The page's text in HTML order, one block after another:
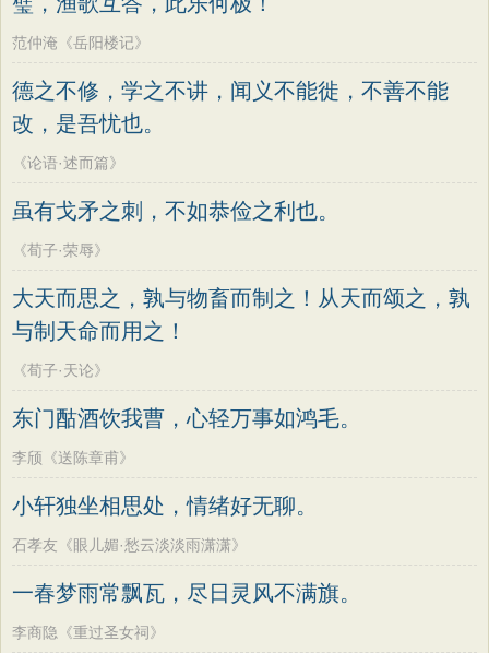
范仲淹《岳阳楼记》
德之不修，学之不讲，闻义不能徙，不善不能
改，是吾忧也。
《论语·述而篇》
虽有戈矛之刺，不如恭俭之利也。
《荀子·荣辱》
大天而思之，孰与物畜而制之！从天而颂之，孰
与制天命而用之！
《荀子·天论》
东门酤酒饮我曹，心轻万事如鸿毛。
李颀《送陈章甫》
小轩独坐相思处，情绪好无聊。
石孝友《眼儿媚·愁云淡淡雨潇潇》
一春梦雨常飘瓦，尽日灵风不满旗。
李商隐《重过圣女祠》